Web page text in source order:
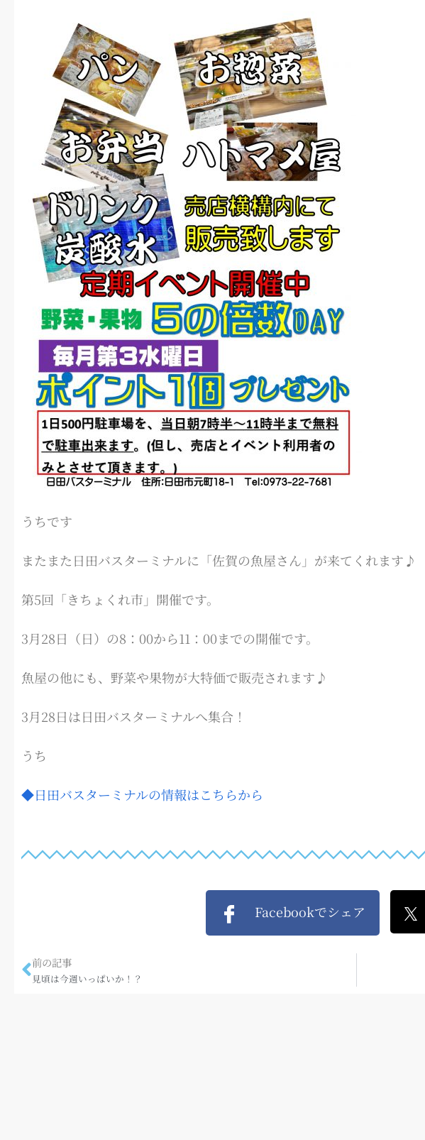
うちです
またまた日田バスターミナルに「佐賀の魚屋さん」が来てくれます♪
第5回「きちょくれ市」開催です。
3月28日（日）の8：00から11：00までの開催です。
魚屋の他にも、野菜や果物が大特価で販売されます♪
3月28日は日田バスターミナルへ集合！
うち
◆日田バスターミナルの情報はこちらから
Facebookでシェア
前の記事
見頃は今週いっぱいか！？